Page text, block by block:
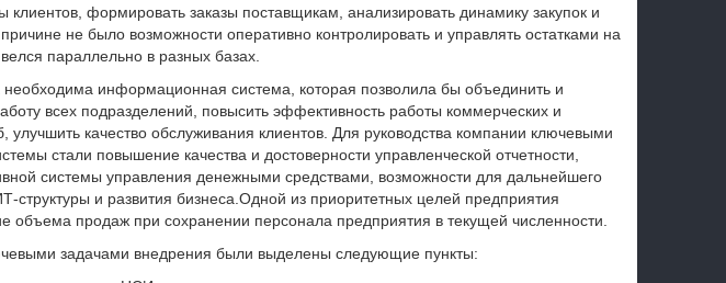
клиентов, формировать заказы поставщикам, анализировать динамику закупок и
не было возможности оперативно контролировать и управлять остатками на
велся параллельно в разных базах.
информационная система, которая позволила бы объединить и
всех подразделений, повысить эффективность работы коммерческих и
улучшить качество обслуживания клиентов. Для руководства компании ключевыми
стали повышение качества и достоверности управленческой отчетности,
системы управления денежными средствами, возможности для дальнейшего
структуры и развития бизнеса.Одной из приоритетных целей предприятия
объема продаж при сохранении персонала предприятия в текущей численности.
задачами внедрения были выделены следующие пункты: